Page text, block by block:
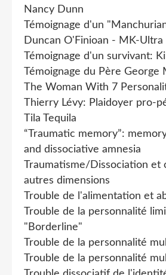
Nancy Dunn
Témoignage d'un
Duncan O'Finioan - MK-Ultra
Témoignage d'un survivant:
Témoignage du Père George
The Woman With 7
Thierry Lévy: Plaidoyer pro-
Tila Tequila
“Traumatic memory”:
and dissociative amnesia
Traumatisme/Dissociation et
autres dimensions
Trouble de l'alimentation et
Trouble de la personnalité
"Borderline"
Trouble de la personnalité
Trouble de la personnalité